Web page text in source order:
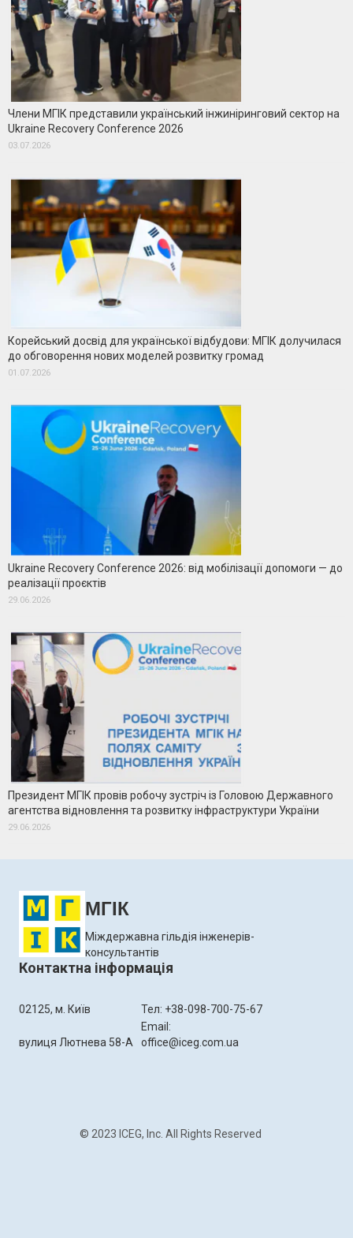
Члени МГІК представили український інжиніринговий сектор на
Ukraine Recovery Conference 2026
03.07.2026
Корейський досвід для української відбудови: МГІК долучилася
до обговорення нових моделей розвитку громад
01.07.2026
Ukraine Recovery Conference 2026: від мобілізації допомоги — до
реалізації проєктів
29.06.2026
Президент МГІК провів робочу зустріч із Головою Державного
агентства відновлення та розвитку інфраструктури України
29.06.2026
МГІК
Міждержавна гільдія інженерів-
консультантів
Контактна інформація
02125, м. Київ
вулиця Лютнева 58-А
Тел: +38-098-700-75-67
Email:
office@iceg.com.ua
© 2023 ICEG, Inc. All Rights Reserved